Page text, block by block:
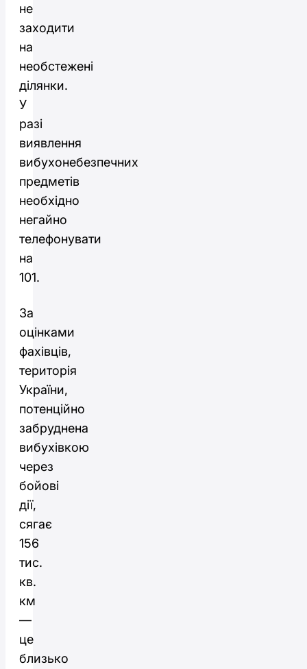
не
заходити
на
необстежені
ділянки.
У
разі
виявлення
вибухонебезпечних
предметів
необхідно
негайно
телефонувати
на
101.
За
оцінками
фахівців,
територія
України,
потенційно
забруднена
вибухівкою
через
бойові
дії,
сягає
156
тис.
кв.
км
—
це
близько